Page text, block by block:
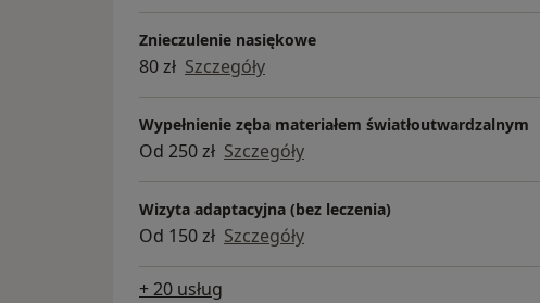
Znieczulenie nasiękowe
80 zł Szczegóły
Wypełnienie zęba materiałem światłoutwardzalnym
Od 250 zł Szczegóły
Wizyta adaptacyjna (bez leczenia)
Od 150 zł Szczegóły
+ 20 usług